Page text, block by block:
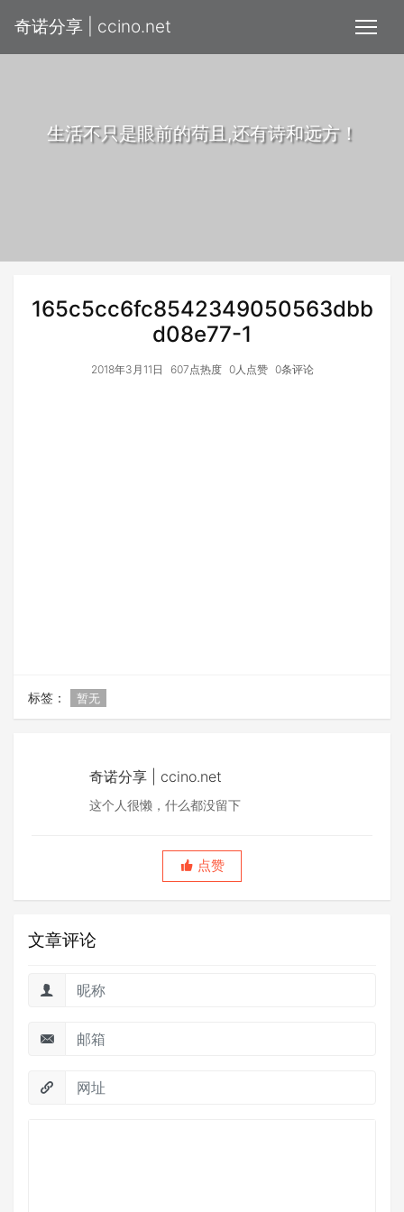
奇诺分享 | ccino.net
生活不只是眼前的苟且,还有诗和远方！
165c5cc6fc8542349050563dbb
d08e77-1
2018年3月11日 607点热度 0人点赞 0条评论
标签： 暂无
奇诺分享 | ccino.net
这个人很懒，什么都没留下
点赞
文章评论